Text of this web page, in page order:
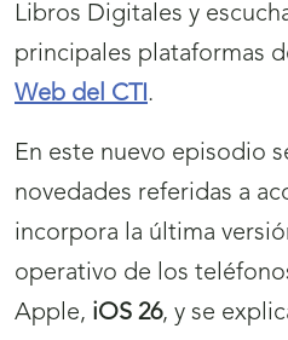
Libros Digitales y
principales plataformas
Web del CTI.
En este nuevo episodio
novedades referidas a
incorpora la última
operativo de los
Apple, iOS 26, y se